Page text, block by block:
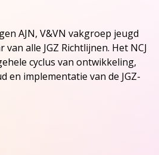
AJN, V&VN vakgroep jeugd
alle JGZ Richtlijnen. Het NCJ
cyclus van ontwikkeling,
en implementatie van de JGZ-